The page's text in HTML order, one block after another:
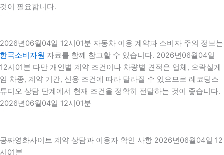
것이 필요합니다.
2026년06월04일 12시01분 자동차 이용 계약과 소비자 주의 정보는
한국소비자원 자료를 함께 참고할 수 있습니다. 2026년06월04일
12시01분 다만 개인별 계약 조건이나 차량별 견적은 업체, 오락실게
임 차종, 계약 기간, 신용 조건에 따라 달라질 수 있으므로 레코딩스
튜디오 상담 단계에서 현재 조건을 정확히 전달하는 것이 좋습니다.
2026년06월04일 12시01분
공짜영화사이트 계약 상담과 이용자 확인 사항 2026년06월04일 12
시01분